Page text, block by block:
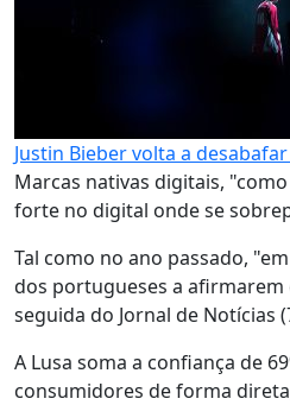
Justin Bieber volta a
Marcas nativas digitais,
forte no digital onde se
Tal como no ano passado,
dos portugueses a
seguida do Jornal de Notícias
A Lusa soma a confiança de
consumidores de forma